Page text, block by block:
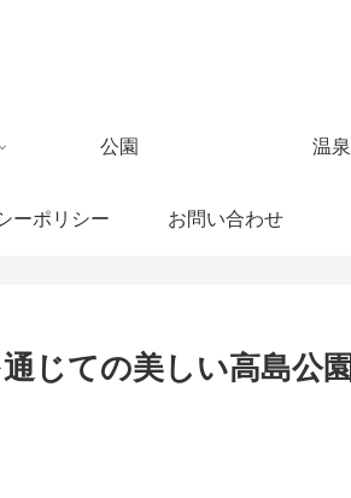
公園 温泉
ーポリシー お問い合わせ
じての美しい高島公園